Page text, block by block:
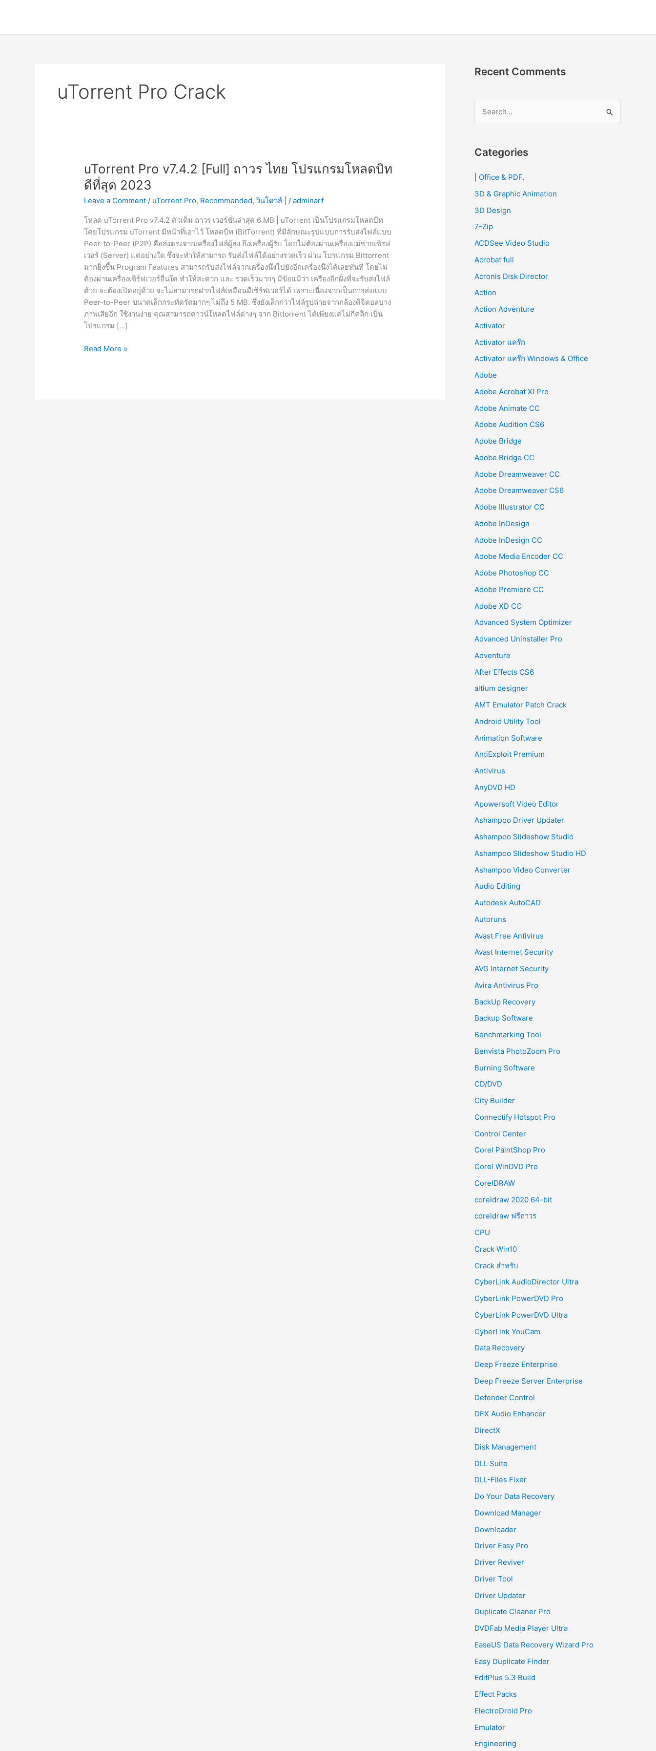
uTorrent Pro Crack
uTorrent Pro v7.4.2 [Full] ถาวร ไทย โปรแกรมโหลดบิท
ดีที่สุด 2023
Leave a Comment / uTorrent Pro, Recommended,วินโดวส์ | /adminarf
โหลด uTorrent Pro v7.4.2 ตัวเต็ม ถาวร เวอร์ชั่นล่าสุด 6 MB | uTorrent เป็นโปรแกรมโหลดบิท
โดยโปรแกรม uTorrent มีหน้าที่เอาไว้ โหลดบิท (BitTorrent) ที่มีลักษณะรูปแบบการรับส่งไฟล์แบบ
Peer-to-Peer (P2P) คือส่งตรงจากเครื่องไฟล์ผู้ส่ง ถึงเครื่องผู้รับ โดยไม่ต้องผ่านเครื่องแม่ข่ายเซิรฟ
เวอร์ (Server) แต่อย่างใด ซึ่งจะทำให้สามารถ รับส่งไฟล์ได้อย่างรวดเร็ว ผ่าน โปรแกรม Bittorrent
มากยิ่งขึ้น Program Features สามารถรับส่งไฟล์จากเครื่องนึงไปยังอีกเครื่องนึงได้เลยทันที โดยไม่
ต้องผ่านเครื่องเซิร์ฟเวอร์อื่นใด ทำให้สะดวก และ รวดเร็วมากๆ มีข้อแม้ว่า เครืองอีกฝั่งที่จะรับส่งไฟล์
ด้วย จะต้องเปิดอยู่ด้วย จะไม่สามารถฝากไฟล์เหมือนมีเซิร์ฟเวอร์ได้ เพราะเนื่องจากเป็นการส่งแบบ
Peer-to-Peer ขนาดเล็กกระทัดรัดมากๆ ไม่ถึง 5 MB. ซึ่งยังเล็กกว่าไฟล์รูปถ่ายจากกล้องดิจิตอลบาง
ภาพเสียอีก ใช้งานง่าย คุณสามารถดาวน์โหลดไฟล์ต่างๆ จาก Bittorrent ได้เพียงแค่ไม่กี่คลิก เป็น
โปรแกรม […]
uTorrent
Read More »
Recent Comments
r
h
f
o
r
Categories
| Office & PDF.
3D & Graphic Animation
3D Design
7-Zip
ACDSee Video Studio
Acrobat full
Acronis Disk Director
Action
Action Adventure
Activator
Activator แคร๊ก
Activator แคร๊ก Windows & Office
Adobe
Adobe Acrobat XI Pro
Adobe Animate CC
Adobe Audition CS6
Adobe Bridge
Adobe Bridge CC
Adobe Dreamweaver CC
Adobe Dreamweaver CS6
Adobe Illustrator CC
Adobe InDesign
Adobe InDesign CC
Adobe Media Encoder CC
Adobe Photoshop CC
Adobe Premiere CC
Adobe XD CC
Advanced System Optimizer
Advanced Uninstaller Pro
Adventure
After Effects CS6
altium designer
AMT Emulator Patch Crack
Android Utility Tool
Animation Software
AntiExploit Premium
Antivirus
AnyDVD HD
Apowersoft Video Editor
Ashampoo Driver Updater
Ashampoo Slideshow Studio
Ashampoo Slideshow Studio HD
Ashampoo Video Converter
Audio Editing
Autodesk AutoCAD
Autoruns
Avast Free Antivirus
Avast Internet Security
AVG Internet Security
Avira Antivirus Pro
BackUp Recovery
Backup Software
Benchmarking Tool
Benvista PhotoZoom Pro
Burning Software
CD/DVD
City Builder
Connectify Hotspot Pro
Control Center
Corel PaintShop Pro
Corel WinDVD Pro
CorelDRAW
coreldraw 2020 64-bit
coreldraw ฟรีถาวร
CPU
Crack Win10
Crack สำหรับ
CyberLink AudioDirector Ultra
CyberLink PowerDVD Pro
CyberLink PowerDVD Ultra
CyberLink YouCam
Data Recovery
Deep Freeze Enterprise
Deep Freeze Server Enterprise
Defender Control
DFX Audio Enhancer
DirectX
Disk Management
DLL Suite
DLL-Files Fixer
Do Your Data Recovery
Download Manager
Downloader
Driver Easy Pro
Driver Reviver
Driver Tool
Driver Updater
Duplicate Cleaner Pro
DVDFab Media Player Ultra
EaseUS Data Recovery Wizard Pro
Easy Duplicate Finder
EditPlus 5.3 Build
Effect Packs
ElectroDroid Pro
Emulator
Engineering